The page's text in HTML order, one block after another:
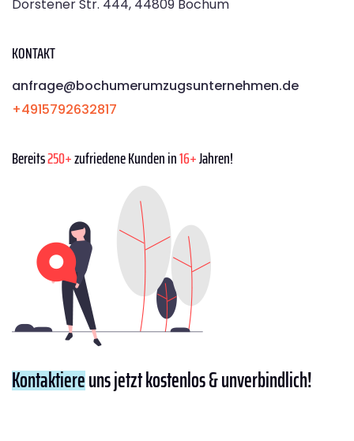
Dorstener Str. 444, 44809 Bochum
KONTAKT
anfrage@bochumerumzugsunternehmen.de
+4915792632817
Bereits250+zufriedene Kunden in16+Jahren!
Kontaktiereuns jetzt kostenlos & unverbindlich!